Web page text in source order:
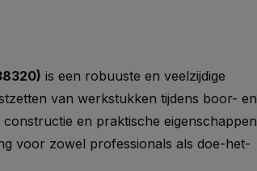
is een robuuste en veelzijdige
van werkstukken tijdens boor- en
en praktische eigenschappen
voor zowel professionals als doe-het-